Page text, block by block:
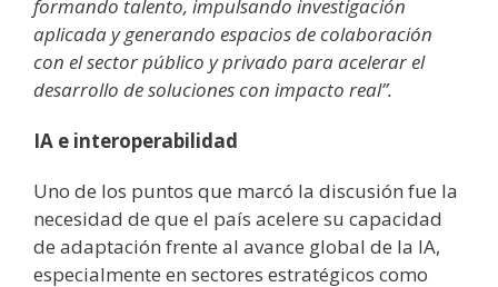
formando talento, impulsando investigación
aplicada y generando espacios de colaboración
con el sector público y privado para acelerar el
desarrollo de soluciones con impacto real”.
IA e interoperabilidad
Uno de los puntos que marcó la discusión fue la
necesidad de que el país acelere su capacidad
de adaptación frente al avance global de la IA,
especialmente en sectores estratégicos como